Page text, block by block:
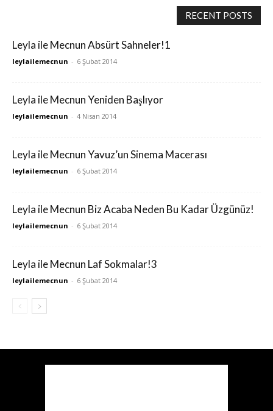
RECENT POSTS
Leyla ile Mecnun Absürt Sahneler!1
leylailemecnun - 6 Şubat 2014
Leyla ile Mecnun Yeniden Başlıyor
leylailemecnun - 4 Nisan 2014
Leyla ile Mecnun Yavuz’un Sinema Macerası
leylailemecnun - 6 Şubat 2014
Leyla ile Mecnun Biz Acaba Neden Bu Kadar Üzgünüz!
leylailemecnun - 6 Şubat 2014
Leyla ile Mecnun Laf Sokmalar!3
leylailemecnun - 6 Şubat 2014